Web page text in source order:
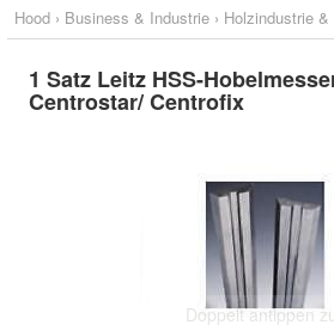
Hood › Business & Industrie › Holzindustrie &
1 Satz Leitz HSS-
Centrostar/ Centrofix
Doppelt antippen